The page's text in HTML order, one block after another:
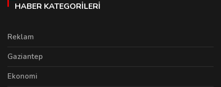
HABER KATEGORILERI
Reklam
Gaziantep
Ekonomi